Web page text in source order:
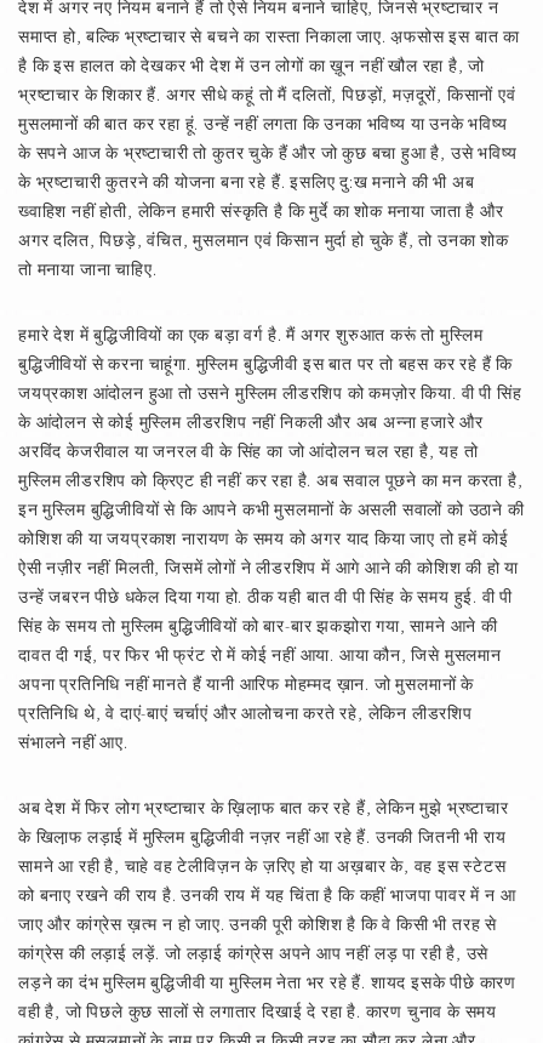
देश में अगर नए नियम बनाने हैं तो ऐसे नियम बनाने चाहिए, जिनसे भ्रष्टाचार न
समाप्त हो, बल्कि भ्रष्टाचार से बचने का रास्ता निकाला जाए. अ़फसोस इस बात का
है कि इस हालत को देखकर भी देश में उन लोगों का ख़ून नहीं खौल रहा है, जो
भ्रष्टाचार के शिकार हैं. अगर सीधे कहूं तो मैं दलितों, पिछड़ों, मज़दूरों, किसानों एवं
मुसलमानों की बात कर रहा हूं. उन्हें नहीं लगता कि उनका भविष्य या उनके भविष्य
के सपने आज के भ्रष्टाचारी तो कुतर चुके हैं और जो कुछ बचा हुआ है, उसे भविष्य
के भ्रष्टाचारी कुतरने की योजना बना रहे हैं. इसलिए दु:ख मनाने की भी अब
ख्वाहिश नहीं होती, लेकिन हमारी संस्कृति है कि मुर्दे का शोक मनाया जाता है और
अगर दलित, पिछड़े, वंचित, मुसलमान एवं किसान मुर्दा हो चुके हैं, तो उनका शोक
तो मनाया जाना चाहिए.
हमारे देश में बुद्धिजीवियों का एक बड़ा वर्ग है. मैं अगर शुरुआत करूं तो मुस्लिम
बुद्धिजीवियों से करना चाहूंगा. मुस्लिम बुद्धिजीवी इस बात पर तो बहस कर रहे हैं कि
जयप्रकाश आंदोलन हुआ तो उसने मुस्लिम लीडरशिप को कमज़ोर किया. वी पी सिंह
के आंदोलन से कोई मुस्लिम लीडरशिप नहीं निकली और अब अन्ना हजारे और
अरविंद केजरीवाल या जनरल वी के सिंह का जो आंदोलन चल रहा है, यह तो
मुस्लिम लीडरशिप को क्रिएट ही नहीं कर रहा है. अब सवाल पूछने का मन करता है,
इन मुस्लिम बुद्धिजीवियों से कि आपने कभी मुसलमानों के असली सवालों को उठाने की
कोशिश की या जयप्रकाश नारायण के समय को अगर याद किया जाए तो हमें कोई
ऐसी नज़ीर नहीं मिलती, जिसमें लोगों ने लीडरशिप में आगे आने की कोशिश की हो या
उन्हें जबरन पीछे धकेल दिया गया हो. ठीक यही बात वी पी सिंह के समय हुई. वी पी
सिंह के समय तो मुस्लिम बुद्धिजीवियों को बार-बार झकझोरा गया, सामने आने की
दावत दी गई, पर फिर भी फ्रंट रो में कोई नहीं आया. आया कौन, जिसे मुसलमान
अपना प्रतिनिधि नहीं मानते हैं यानी आरिफ मोहम्मद ख़ान. जो मुसलमानों के
प्रतिनिधि थे, वे दाएं-बाएं चर्चाएं और आलोचना करते रहे, लेकिन लीडरशिप
संभालने नहीं आए.
अब देश में फिर लोग भ्रष्टाचार के ख़िला़फ बात कर रहे हैं, लेकिन मुझे भ्रष्टाचार
के खिला़फ लड़ाई में मुस्लिम बुद्धिजीवी नज़र नहीं आ रहे हैं. उनकी जितनी भी राय
सामने आ रही है, चाहे वह टेलीविज़न के ज़रिए हो या अख़बार के, वह इस स्टेटस
को बनाए रखने की राय है. उनकी राय में यह चिंता है कि कहीं भाजपा पावर में न आ
जाए और कांग्रेस ख़त्म न हो जाए. उनकी पूरी कोशिश है कि वे किसी भी तरह से
कांग्रेस की लड़ाई लड़ें. जो लड़ाई कांग्रेस अपने आप नहीं लड़ पा रही है, उसे
लड़ने का दंभ मुस्लिम बुद्धिजीवी या मुस्लिम नेता भर रहे हैं. शायद इसके पीछे कारण
वही है, जो पिछले कुछ सालों से लगातार दिखाई दे रहा है. कारण चुनाव के समय